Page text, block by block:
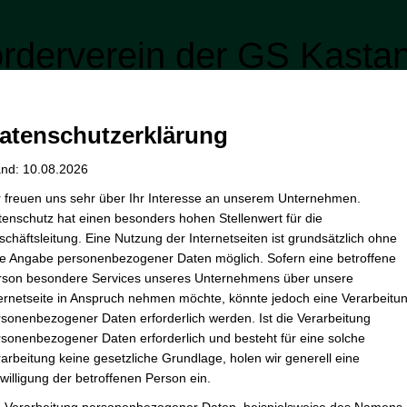
der GS
Der Verein Mitmachen
für die GS
2023
wollen wir der Schule helfen, ihr Angebot zu erweitern.
10.08.2026
freuen uns sehr über Ihr Interesse an unserem Unternehmen.
hat einen besonders hohen Stellenwert für die
Eine Nutzung der Internetseiten ist grundsätzlich ohne
Angabe personenbezogener Daten möglich. Sofern eine betroffene
besondere Services unseres Unternehmens über unsere
in Anspruch nehmen möchte, könnte jedoch eine
Daten erforderlich werden. Ist die Verarbeitung
Daten erforderlich und besteht für eine solche
keine gesetzliche Grundlage, holen wir generell eine
der betroffenen Person ein.